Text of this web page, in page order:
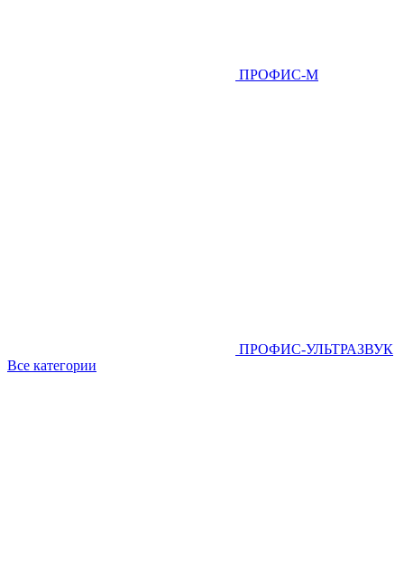
ПРОФИС-М
ПРОФИС-УЛЬТРАЗВУК
Все категории